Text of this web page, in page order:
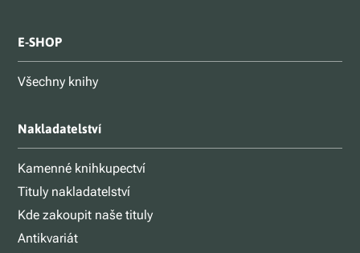
E-SHOP
Všechny knihy
Nakladatelství
Kamenné knihkupectví
Tituly nakladatelství
Kde zakoupit naše tituly
Antikvariát